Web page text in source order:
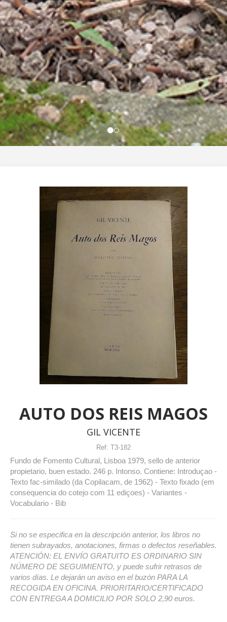
AUTO DOS REIS MAGOS
GIL VICENTE
Ref: T3-182
Fundo de Fomento Cultural, Lisboa 1979, sello de anterior
propietario, buen estado. 246 p. Intonso. Contiene: Introduçao -
Texto fac-similado (da Copilacam, de 1962) - Texto fixado (em
consequencia do cotejo com 11 ediçoes) - Variantes -
Vocabulario - Bib
Si no se especifica en la descripción anterior, los libros no
tienen subrayados, anotaciones, firmas o defectos reseñables.
ATENCIÓN: EL ENVÍO GRATUITO ES ORDINARIO SIN
NÚMERO DE SEGUIMIENTO, y puede sufrir retrasos de
varios días. Le dejarán un aviso en el buzón PARA LA
RECOGIDA EN OFICINA. PRIORITARIO/CERTIFICADO
CON ENTREGA A DOMICILIO POR SOLO 2,90 euros.